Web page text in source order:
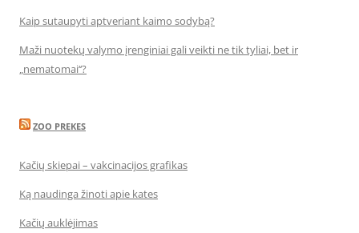
Kaip sutaupyti aptveriant kaimo sodybą?
Maži nuotekų valymo įrenginiai gali veikti ne tik tyliai, bet ir
„nematomai‘‘?
ZOO PREKES
Kačių skiepai – vakcinacijos grafikas
Ką naudinga žinoti apie kates
Kačių auklėjimas